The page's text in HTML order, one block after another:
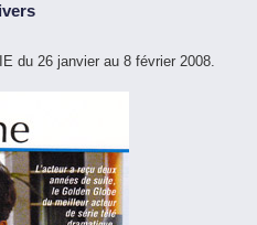
du 26 janvier au 8 février 2008.